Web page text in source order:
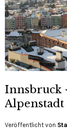
Innsbruck
Alpenstadt
Veröffentlicht von